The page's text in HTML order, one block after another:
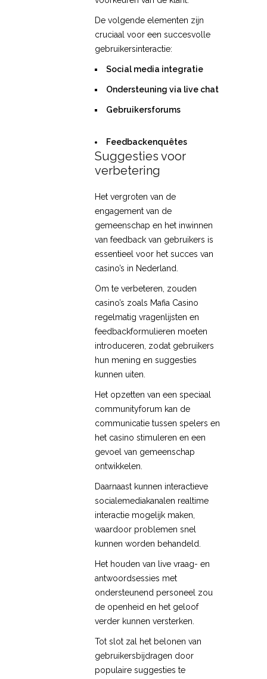
De volgende elementen zijn
cruciaal voor een succesvolle
gebruikersinteractie:
Social media integratie
Ondersteuning via live chat
Gebruikersforums
Feedbackenquêtes
Suggesties voor
verbetering
Het vergroten van de
engagement van de
gemeenschap en het inwinnen
van feedback van gebruikers is
essentieel voor het succes van
casino’s in Nederland.
Om te verbeteren, zouden
casino’s zoals Mafia Casino
regelmatig vragenlijsten en
feedbackformulieren moeten
introduceren, zodat gebruikers
hun mening en suggesties
kunnen uiten.
Het opzetten van een speciaal
communityforum kan de
communicatie tussen spelers en
het casino stimuleren en een
gevoel van gemeenschap
ontwikkelen.
Daarnaast kunnen interactieve
socialemediakanalen realtime
interactie mogelijk maken,
waardoor problemen snel
kunnen worden behandeld.
Het houden van live vraag- en
antwoordsessies met
ondersteunend personeel zou
de openheid en het geloof
verder kunnen versterken.
Tot slot zal het belonen van
gebruikersbijdragen door
populaire suggesties te